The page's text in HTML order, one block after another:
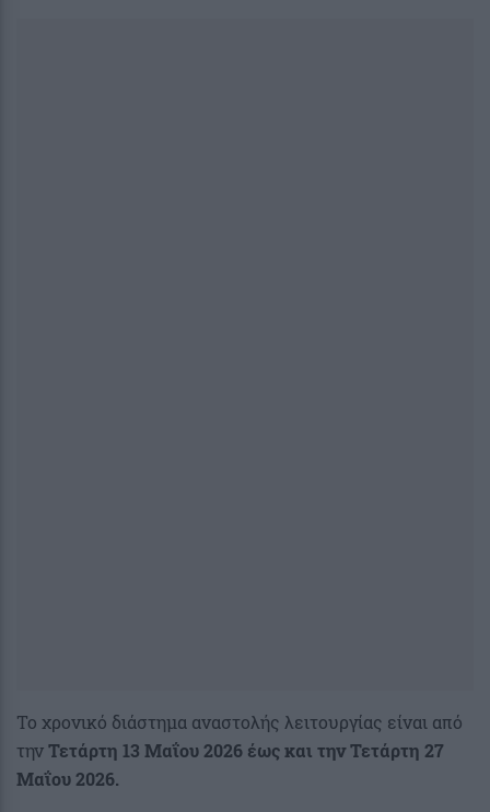
Το χρονικό διάστημα αναστολής λειτουργίας είναι από
τηνΤετάρτη 13 Μαΐου 2026 έως και την Τετάρτη 27
Μαΐου 2026.